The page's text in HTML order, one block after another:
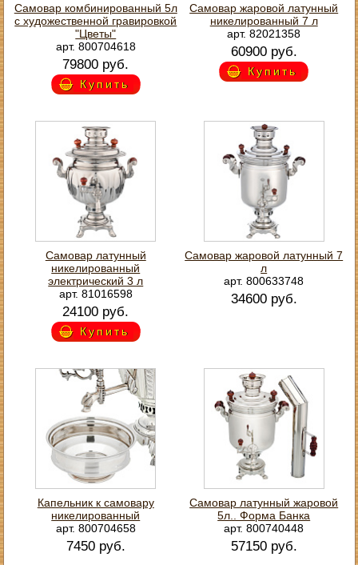
Самовар комбинированный 5л
с художественной гравировкой
"Цветы"
арт. 800704618
79800 руб.
Купить
Самовар жаровой латунный
никелированный 7 л
арт. 82021358
60900 руб.
Купить
Самовар латунный
никелированный
электрический 3 л
арт. 81016598
24100 руб.
Купить
Самовар жаровой латунный 7
л
арт. 800633748
34600 руб.
Капельник к самовару
никелированный
арт. 800704658
7450 руб.
Самовар латунный жаровой
5л.. Форма Банка
арт. 800740448
57150 руб.